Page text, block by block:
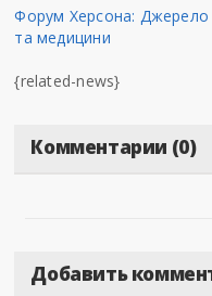
Форум Херсона: Джерело
та медицини
{related-news}
Комментарии (0)
Добавить